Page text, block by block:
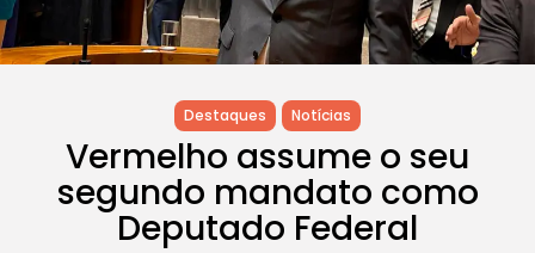
Destaques Notícias
Vermelho assume o seu
segundo mandato como
Deputado Federal